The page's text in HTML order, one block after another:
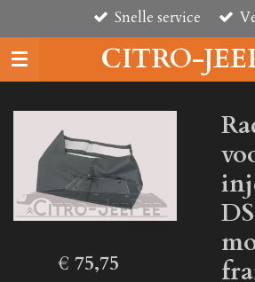
direct
naar
de
hoofdinhoud
CITRO-
Snelle service
€ 75,75